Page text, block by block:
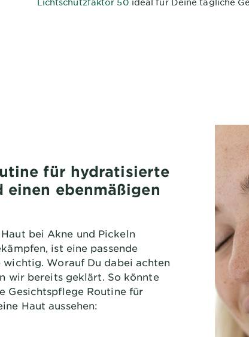
für hydratisierte
einen ebenmäßigen
bei Akne und Pickeln
ist eine passende
wichtig. Worauf Du dabei achten
wir bereits geklärt. So könnte
Gesichtspflege Routine für
Haut aussehen: